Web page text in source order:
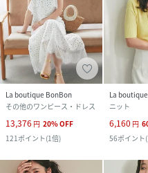
La boutique BonBon
その他のワンピース・ドレス
13,376 円 20%OFF
121ポイント(1倍)
La
ニット
6,160 円
56ポイント(